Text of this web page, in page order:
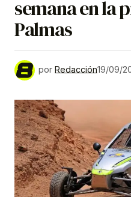
semana en la
Palmas
por Redacción19/09/